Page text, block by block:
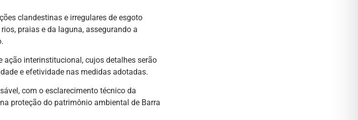
clandestinas e irregulares de esgoto
praias e da laguna, assegurando a
ação interinstitucional, cujos detalhes serão
e efetividade nas medidas adotadas.
com o esclarecimento técnico da
proteção do patrimônio ambiental de Barra